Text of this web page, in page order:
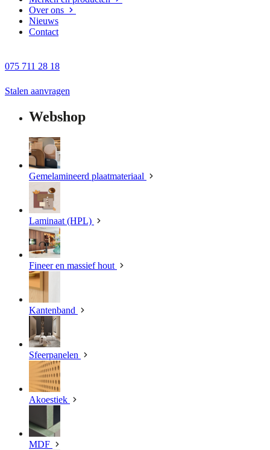
Over ons
Nieuws
Contact
075 711 28 18
Stalen aanvragen
Webshop
Gemelamineerd plaatmateriaal
Laminaat (HPL)
Fineer en massief hout
Kantenband
Sfeerpanelen
Akoestiek
MDF